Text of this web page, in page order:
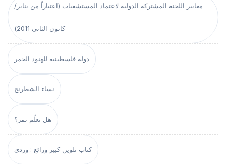
معايير اللجنة المشتركة الدولية لاعتماد المستشفيات (اعتباراً من يناير/
كانون الثاني 2011)
دولة فلسطينية للهنود الحمر
نساء الشطرنج
هل تعلّم نمر؟
كتاب تلوين كبير ورائع : وردي